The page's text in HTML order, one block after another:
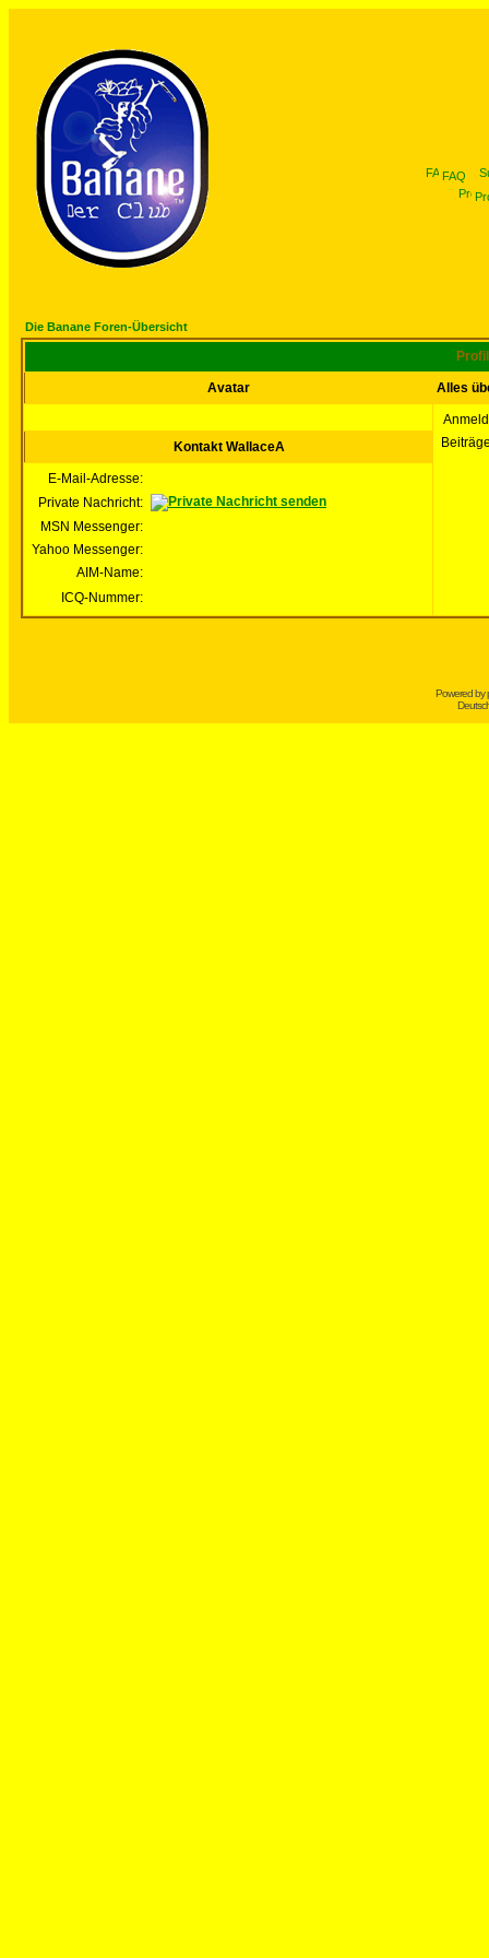
FAQ
Die Banane Foren-Übersicht
Avatar Alles
Kontakt WallaceA
E-Mail-Adresse:
Private Nachricht:
MSN Messenger:
Yahoo Messenger:
AIM-Name:
ICQ-Nummer:
Powered by